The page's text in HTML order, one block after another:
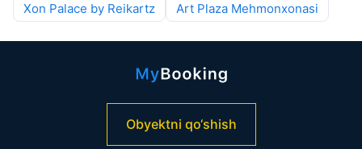
Xon Palace by Reikartz
Art Plaza Mehmonxonasi
Obyektni qo‘shish